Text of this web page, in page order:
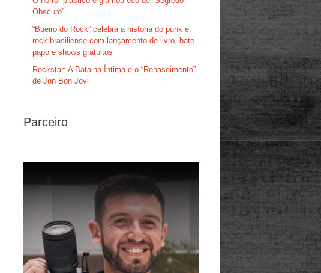
Obscuro”
“Bueiro do Rock” celebra a história do punk e
rock brasiliense com lançamento de livro, bate-
papo e shows gratuitos
Rockstar: A Batalha Íntima e o “Renascimento”
de Jon Bon Jovi
Parceiro